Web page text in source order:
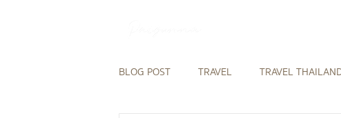
BLOG POST TRAVEL TRAVEL